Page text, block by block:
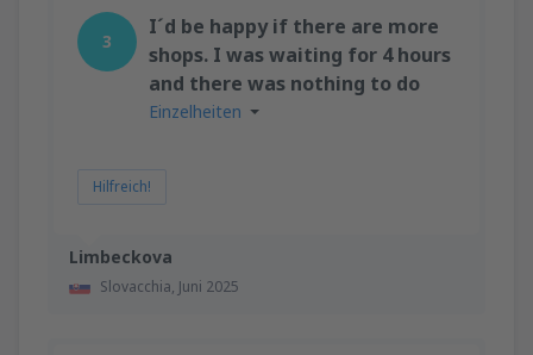
Limbeckova
Slovacchia, Juni 2025
3
I´d be happy if there are more
shops. I was waiting for 4 hours
and there was nothing to do
Einzelheiten
Hilfreich!